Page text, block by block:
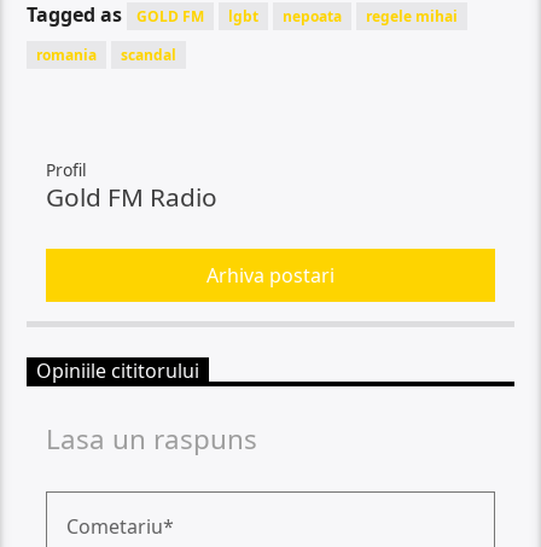
Tagged as GOLD FM lgbt nepoata
regele mihai
romania
scandal
Profil
Gold FM Radio
Arhiva postari
Opiniile cititorului
Lasa un raspuns